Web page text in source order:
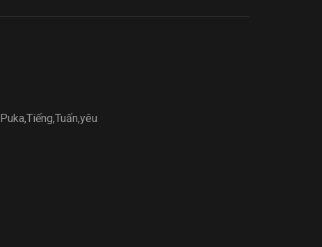
Puka,Tiếng,Tuấn,yêu